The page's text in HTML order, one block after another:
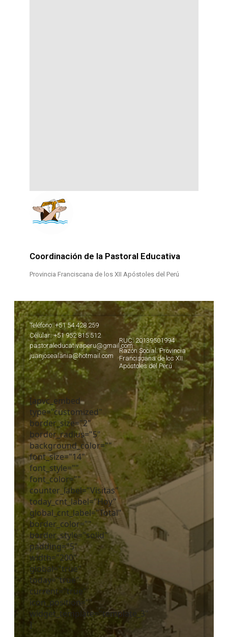
Coordinación de la Pastoral Educativa
Provincia Franciscana de los XII Apóstoles del Perú
Teléfono: +51 54 428 259
Célular: +51 952 815 512
pastoraleducativaperu@gmail.com
juanjosealania@hotmail.com
RUC: 20139501994
Razón Social: Provincia
Franciscana de los XII
Apóstoles del Perú
[apvc_embed
type="customized"
border_size="2"
border_radius="5"
background_color=""
font_size="14"
font_style=""
font_color=""
counter_label="Visitas"
today_cnt_label="Hoy"
global_cnt_label="Total"
border_color=""
border_style="solid"
padding="5"
width="200"
global="true"
today="true"
current="true"
icon_position=""
widget_template="template_3"
]